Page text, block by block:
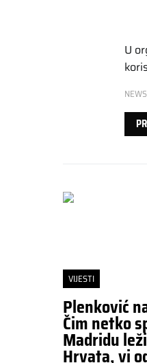
U
VIJESTI
Plenković
Čim netko
Madridu
Hrvata, vi